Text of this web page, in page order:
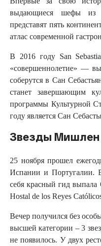
выдающиеся шефы из
представят пять
атлас современной
В 2016 году San
«совершеннолетие» —
соберутся в Сан
станет завершающим
программы Культурной
году является Сан
Звезды Мишлен
25 ноября прошел
Испании и Португалии.
себя красный гид
Hostal de los Reyes
Вечер получился без
высшей категории – 3
не появилось. У двух